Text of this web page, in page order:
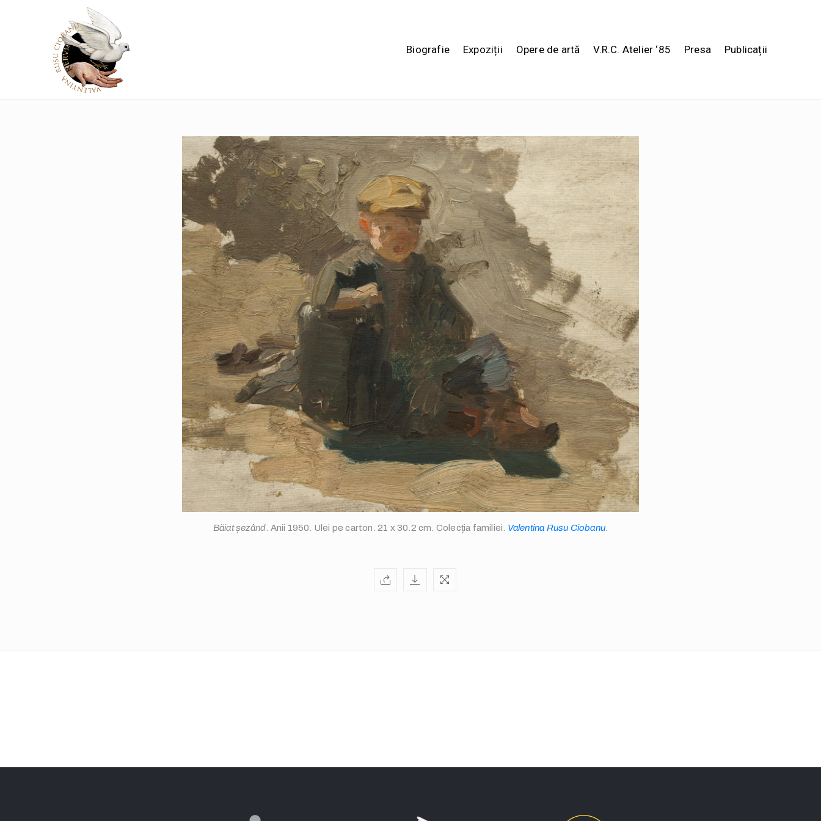
Biografie Expoziții Opere de artă V.R.C. Atelier ‘85 Presa Publicații
Băiat șezând. Anii 1950. Ulei pe carton. 21 x 30.2 cm. Colecția familiei. Valentina Rusu Ciobanu.